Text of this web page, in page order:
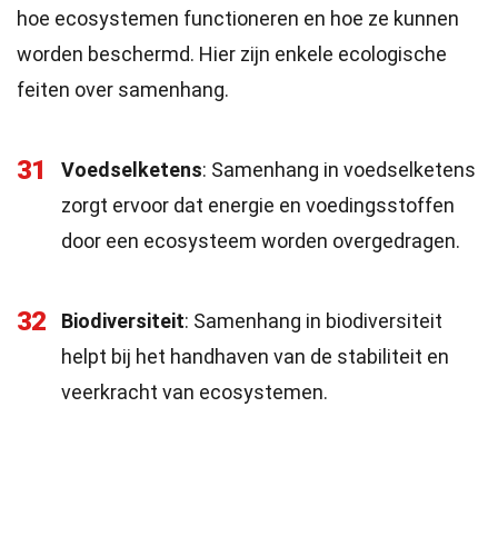
hoe ecosystemen functioneren en hoe ze kunnen
worden beschermd. Hier zijn enkele ecologische
feiten over samenhang.
31 Voedselketens: Samenhang in voedselketens
zorgt ervoor dat energie en voedingsstoffen
door een ecosysteem worden overgedragen.
32 Biodiversiteit: Samenhang in biodiversiteit
helpt bij het handhaven van de stabiliteit en
veerkracht van ecosystemen.